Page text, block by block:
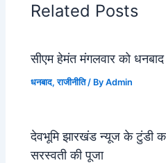
Related Posts
सीएम हेमंत मंगलवार को धनबाद
धनबाद,राजीनीति/ ByAdmin
देवभूमि झारखंड न्यूज के टुंडी
सरस्वती की पूजा